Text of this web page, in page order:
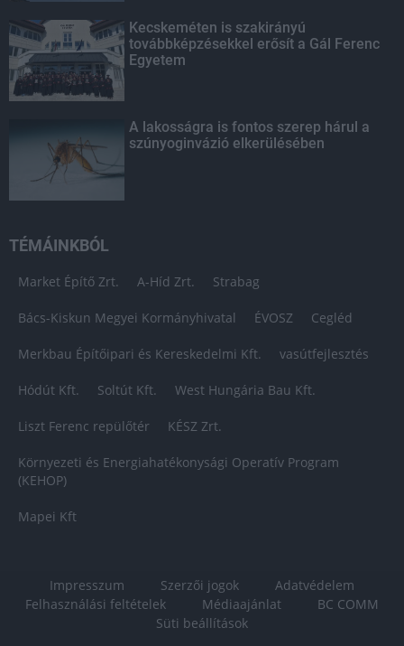
Kecskeméten is szakirányú
továbbképzésekkel erősít a Gál Ferenc
Egyetem
A lakosságra is fontos szerep hárul a
szúnyoginvázió elkerülésében
TÉMÁINKBÓL
Market Építő Zrt. A-Híd Zrt. Strabag
Bács-Kiskun Megyei Kormányhivatal ÉVOSZ Cegléd
Merkbau Építőipari és Kereskedelmi Kft. vasútfejlesztés
Hódút Kft. Soltút Kft. West Hungária Bau Kft.
Liszt Ferenc repülőtér KÉSZ Zrt.
Környezeti és Energiahatékonysági Operatív Program
(KEHOP)
Mapei Kft
Impresszum Szerzői jogok
Adatvédelem
Felhasználási feltételek
Médiaajánlat
BC COMM
Süti beállítások